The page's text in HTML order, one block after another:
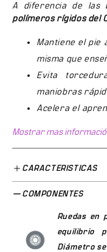
A diferencia de las
polímeros rígidos del
Mantiene el pie
misma que
Evita
maniobras
Acelera el
Especificaciones
✅Bota en
✅
Ajustable
Mostrar mas
CARACTERISTICAS
NIVEL DE HABILIDAD DEL
RENDIMIENTO DEL PRODUCTO
COMPONENTES
Ruedas en
equilibrio
Diámetro